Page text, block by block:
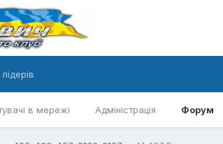
в мережі Адміністрація Форум